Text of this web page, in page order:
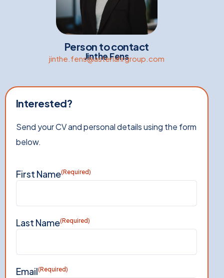
Person to contact
Jinthe Fens
jinthe.fens@asteriahrgroup.com
Interested?
Send your CV and personal details using the form
below.
First Name(Required)
Last Name(Required)
Email(Required)